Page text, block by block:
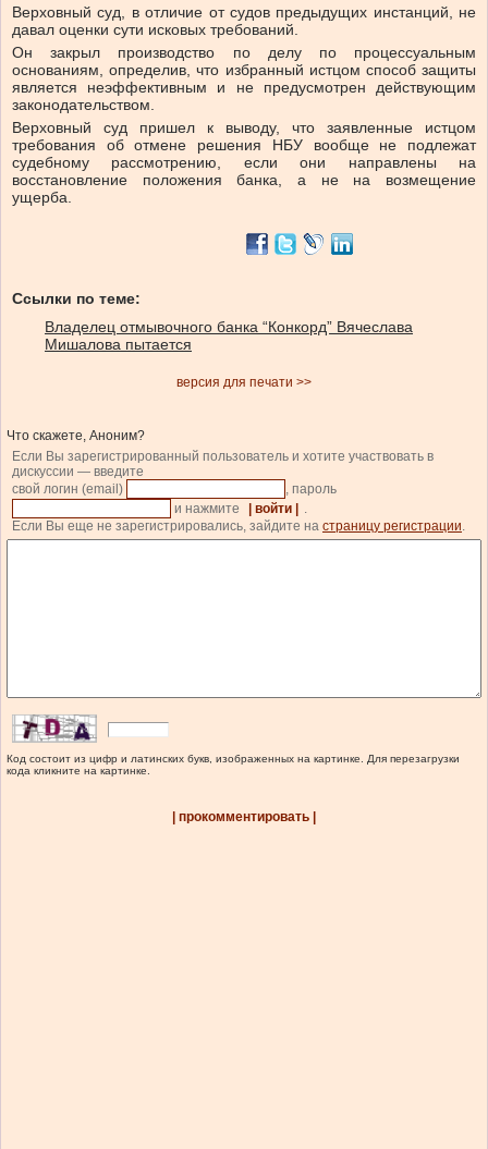
Верховный суд, в отличие от судов предыдущих инстанций, не
давал оценки сути исковых требований.
Он закрыл производство по делу по процессуальным
основаниям, определив, что избранный истцом способ защиты
является неэффективным и не предусмотрен действующим
законодательством.
Верховный суд пришел к выводу, что заявленные истцом
требования об отмене решения НБУ вообще не подлежат
судебному рассмотрению, если они направлены на
восстановление положения банка, а не на возмещение
ущерба.
Ссылки по теме:
Владелец отмывочного банка “Конкорд” Вячеслава
Мишалова пытается
версия для печати >>
Что скажете, Аноним?
Если Вы зарегистрированный пользователь и хотите участвовать в
дискуссии — введите
свой логин (email)
, пароль
и нажмите
| войти |
.
Если Вы еще не зарегистрировались, зайдите на страницу регистрации.
Код состоит из цифр и латинских букв, изображенных на картинке. Для перезагрузки
кода кликните на картинке.
| прокомментировать |